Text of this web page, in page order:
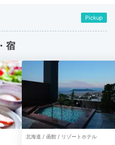
Pickup
宿
北海道 / 函館 / リゾートホテル